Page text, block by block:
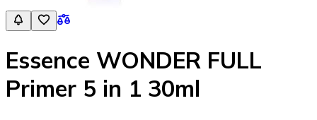
Essence WONDER FULL
Primer 5 in 1 30ml